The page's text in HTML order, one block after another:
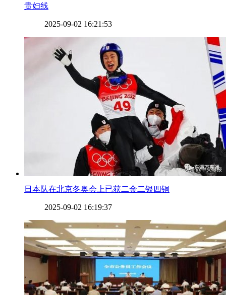
贵妇线
2025-09-02 16:21:53
​日本队在北京冬奥会上已获二金二银四铜
2025-09-02 16:19:37